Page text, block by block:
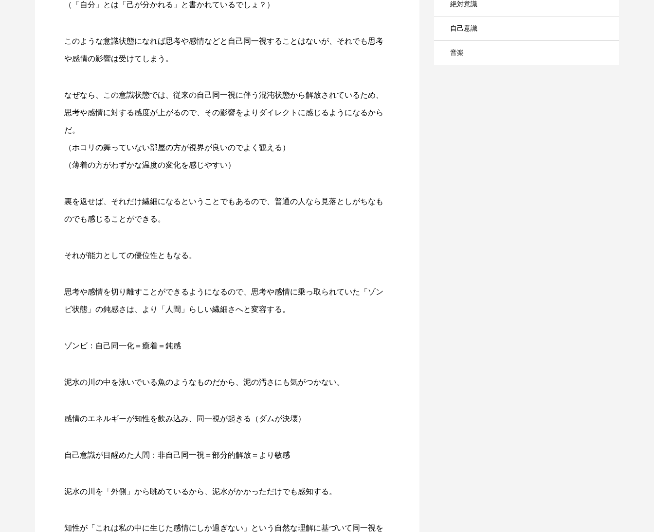
（「自分」とは「己が分かれる」と書かれているでしょ？）
このような意識状態になれば思考や感情などと自己同一視することはないが、それでも思考
や感情の影響は受けてしまう。
なぜなら、この意識状態では、従来の自己同一視に伴う混沌状態から解放されているため、
思考や感情に対する感度が上がるので、その影響をよりダイレクトに感じるようになるから
だ。
（ホコリの舞っていない部屋の方が視界が良いのでよく観える）
（薄着の方がわずかな温度の変化を感じやすい）
裏を返せば、それだけ繊細になるということでもあるので、普通の人なら見落としがちなも
のでも感じることができる。
それが能力としての優位性ともなる。
思考や感情を切り離すことができるようになるので、思考や感情に乗っ取られていた「ゾン
ビ状態」の鈍感さは、より「人間」らしい繊細さへと変容する。
ゾンビ：自己同一化＝癒着＝鈍感
泥水の川の中を泳いでいる魚のようなものだから、泥の汚さにも気がつかない。
感情のエネルギーが知性を飲み込み、同一視が起きる（ダムが決壊）
自己意識が目醒めた人間：非自己同一視＝部分的解放＝より敏感
泥水の川を「外側」から眺めているから、泥水がかかっただけでも感知する。
知性が「これは私の中に生じた感情にしか過ぎない」という自然な理解に基づいて同一視を
絶対意識
自己意識
音楽